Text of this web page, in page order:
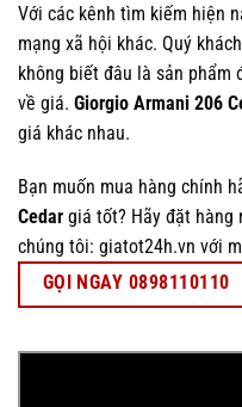
Với các kênh tìm kiếm hiện
mạng xã hội khác. Quý
không biết đâu là sản phẩm
về giá. Giorgio Armani 206
giá khác nhau.
Bạn muốn mua hàng chính
Cedar giá tốt? Hãy đặt hàng
chúng tôi: giatot24h.vn với
GỌI NGAY 0898110110